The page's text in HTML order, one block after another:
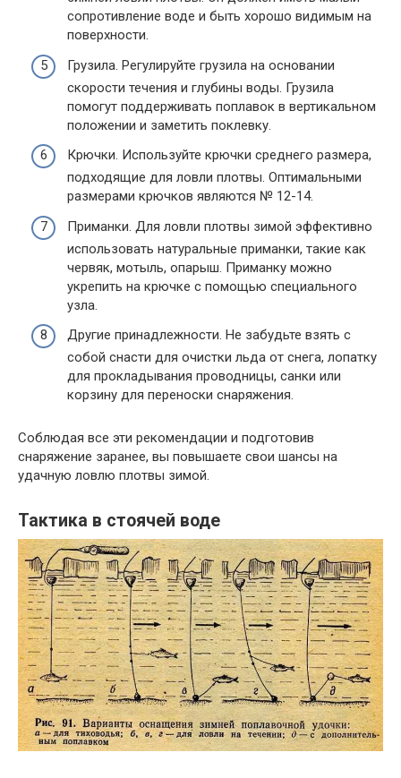
сопротивление воде и быть хорошо видимым на
поверхности.
Грузила. Регулируйте грузила на основании
скорости течения и глубины воды. Грузила
помогут поддерживать поплавок в вертикальном
положении и заметить поклевку.
Крючки. Используйте крючки среднего размера,
подходящие для ловли плотвы. Оптимальными
размерами крючков являются № 12-14.
Приманки. Для ловли плотвы зимой эффективно
использовать натуральные приманки, такие как
червяк, мотыль, опарыш. Приманку можно
укрепить на крючке с помощью специального
узла.
Другие принадлежности. Не забудьте взять с
собой снасти для очистки льда от снега, лопатку
для прокладывания проводницы, санки или
корзину для переноски снаряжения.
Соблюдая все эти рекомендации и подготовив
снаряжение заранее, вы повышаете свои шансы на
удачную ловлю плотвы зимой.
Тактика в стоячей воде